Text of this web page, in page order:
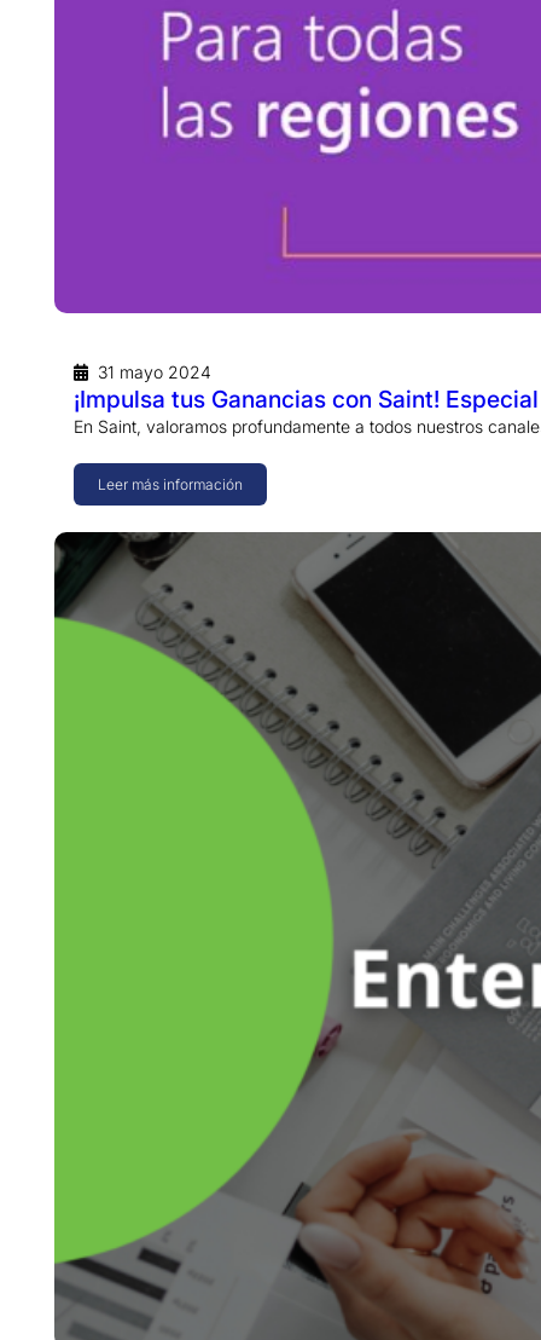
31 mayo 2024
¡Impulsa tus Ganancias con Saint!
En Saint, valoramos profundamente a todos nuestros
Leer más información